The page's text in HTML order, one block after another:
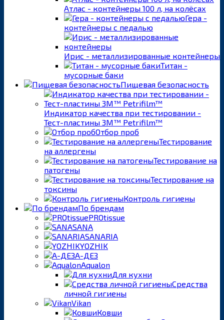
Атлас - контейнеры 100 л, на колёсах
Гера -
контейнеры с педалью
Ирис - металлизированные контейнеры
Титан -
мусорные баки
Пищевая безопасность
Индикатор качества при тестировании -
Тест-пластины 3M™ Petrifilm™
Отбор проб
Тестирование
на аллергены
Тестирование на
патогены
Тестирование на
токсины
Контроль гигиены
По брендам
PROtissue
SANA
SANARIA
YOZHIK
А-ДЕЗ
Aqualon
Для кухни
Средства
личной гигиены
Vikan
Ковши